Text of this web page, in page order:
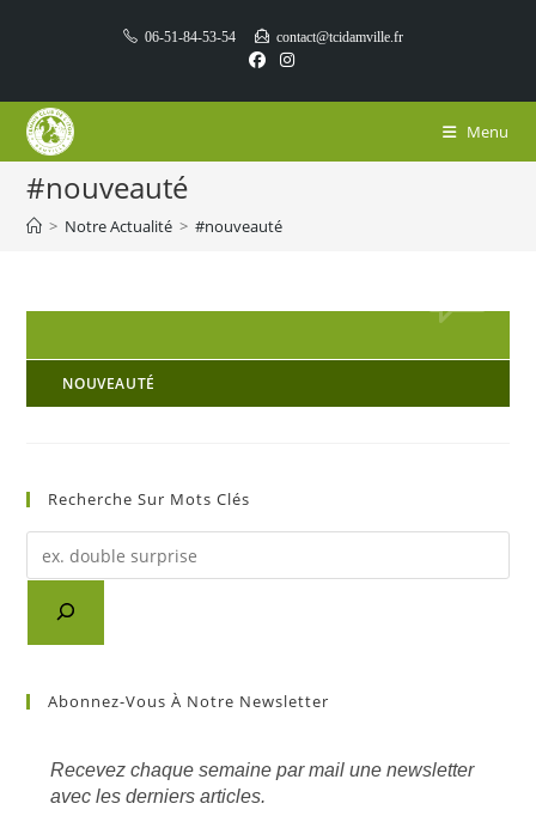
06-51-84-53-54 contact@tcidamville.fr
Menu
#nouveauté
> Notre Actualité > #nouveauté
NOUVEAUTÉ
Recherche Sur Mots Clés
Recherche
d'un
article
clésAbonnez-Vous À Notre Newsletter
Recevez chaque semaine par mail une newsletter
avec les derniers articles.